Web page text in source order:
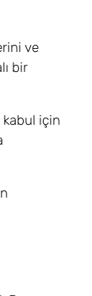
ve
bir
kabul için